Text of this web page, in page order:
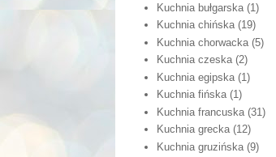
Kuchnia bułgarska (1)
Kuchnia chińska (19)
Kuchnia chorwacka (5)
Kuchnia czeska (2)
Kuchnia egipska (1)
Kuchnia fińska (1)
Kuchnia francuska (31)
Kuchnia grecka (12)
Kuchnia gruzińska (9)